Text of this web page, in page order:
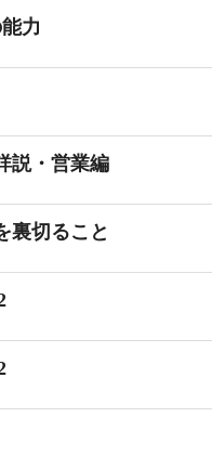
力
説・営業編
裏切ること